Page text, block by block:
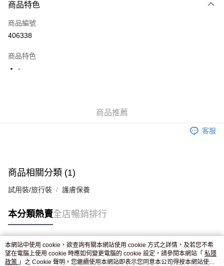
信用卡
Apple Pay
JD京東物流，訂單確認發貨後2-4個工作天送達
商品特色
商品編號
406338
商品特色
-
商品推薦
客服
商品相關分類 (1)
試用裝/旅行裝 護膚保養
本分類熱賣全店暢銷排行
熱門標籤
本網站中使用 cookie，欲查詢有關本網站使用 cookie 方式之詳情，及若您不希
望在電腦上使用 cookie 時應如何變更電腦的 cookie 設定，請參閱本網站「 私隱
政策 」之 Cookie 聲明。您繼續使用本網站即表示您同意本公司得按本網站使用